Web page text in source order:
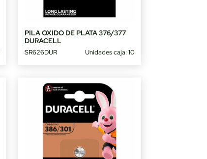
PILA OXIDO DE PLATA 376/377
DURACELL
SR626DUR Unidades caja: 10